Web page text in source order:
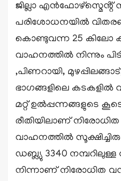
ജില്ലാ എൻഫോഴ്സ്മെൻ്റ്
പരിശോധനയിൽ
കൊണ്ടുവന്ന 25 കിലോ
വാഹനത്തിൽ നിന്നും
,പിണറായി,
ഭാഗങ്ങളിലെ കടകളിൽ
മറ്റ് ഉൽപ്പന്നങ്ങളുടെ
രീതിയിലാണ്
വാഹനത്തിൽ
ഡബ്ല്യു 3340
നിന്നാണ് നിരോധിത